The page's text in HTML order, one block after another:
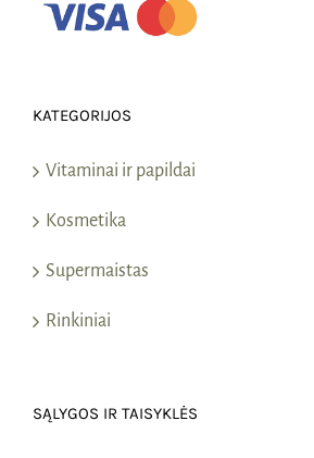
KATEGORIJOS
Vitaminai ir papildai
Kosmetika
Supermaistas
Rinkiniai
SĄLYGOS IR TAISYKLĖS